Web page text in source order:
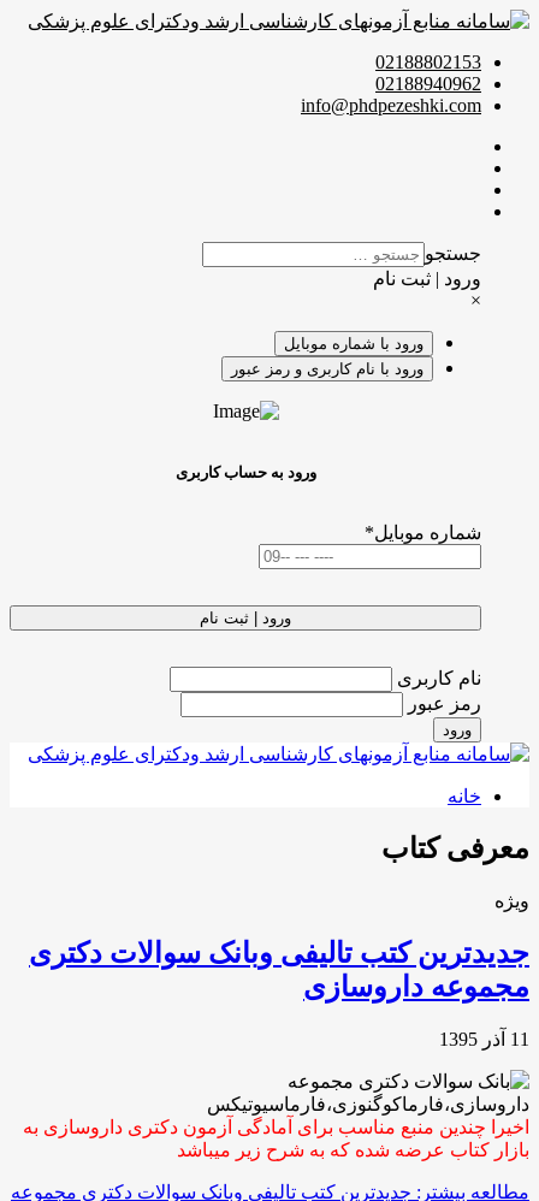
02188802153
02188940962
info@phdpezeshki.com
جستجو
ورود | ثبت نام
×
ورود با شماره موبایل
ورود با نام کاربری و رمز عبور
ورود به حساب کاربری
شماره موبایل*
ورود | ثبت نام
نام کاربری
رمز عبور
ورود
خانه
معرفی کتاب
ویژه
جدیدترین کتب تالیفی وبانک سوالات دکتری
مجموعه داروسازی
11 آذر 1395
اخیرا چندین منبع مناسب برای آمادگی آزمون دکتری داروسازی به
بازار کتاب عرضه شده که به شرح زیر میباشد
مطالعه بیشتر: جدیدترین کتب تالیفی وبانک سوالات دکتری مجموعه